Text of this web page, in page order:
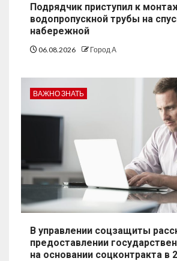
Подрядчик приступил к
водопропускной трубы на
набережной
06.08.2026 Город А
ВАЖНО ЗНАТЬ
В управлении соцзащиты
предоставлении
на основании соцконтракта в